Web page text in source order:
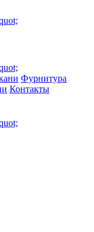
Фурнитура
Контакты